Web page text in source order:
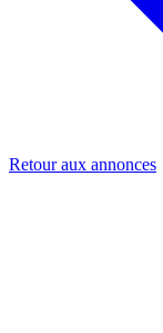
Retour aux annonces